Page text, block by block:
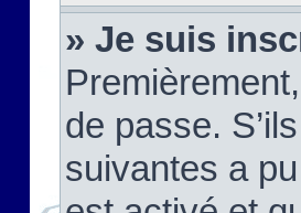
» Je suis
de passe.
suivantes a